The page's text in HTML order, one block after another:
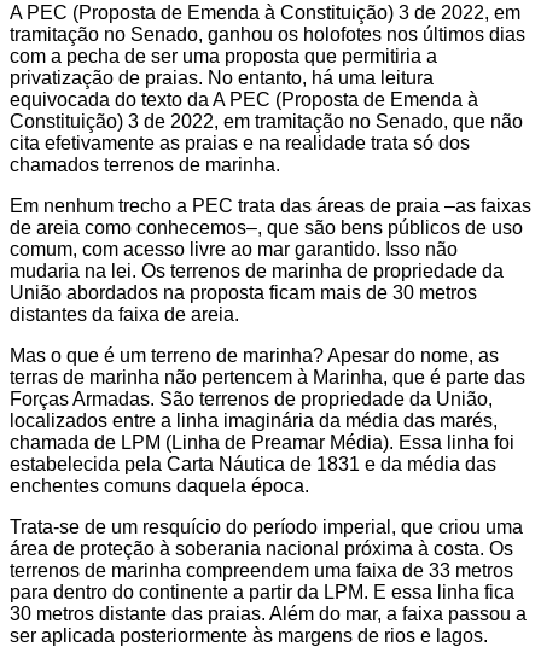
A PEC (Proposta de Emenda à Constituição) 3 de 2022, em
tramitação no Senado, ganhou os holofotes nos últimos dias
com a pecha de ser uma proposta que permitiria a
privatização de praias. No entanto, há uma leitura
equivocada do texto da A PEC (Proposta de Emenda à
Constituição) 3 de 2022, em tramitação no Senado, que não
cita efetivamente as praias e na realidade trata só dos
chamados terrenos de marinha.
Em nenhum trecho a PEC trata das áreas de praia –as faixas
de areia como conhecemos–, que são bens públicos de uso
comum, com acesso livre ao mar garantido. Isso não
mudaria na lei. Os terrenos de marinha de propriedade da
União abordados na proposta ficam mais de 30 metros
distantes da faixa de areia.
Mas o que é um terreno de marinha? Apesar do nome, as
terras de marinha não pertencem à Marinha, que é parte das
Forças Armadas. São terrenos de propriedade da União,
localizados entre a linha imaginária da média das marés,
chamada de LPM (Linha de Preamar Média). Essa linha foi
estabelecida pela Carta Náutica de 1831 e da média das
enchentes comuns daquela época.
Trata-se de um resquício do período imperial, que criou uma
área de proteção à soberania nacional próxima à costa. Os
terrenos de marinha compreendem uma faixa de 33 metros
para dentro do continente a partir da LPM. E essa linha fica
30 metros distante das praias. Além do mar, a faixa passou a
ser aplicada posteriormente às margens de rios e lagos.